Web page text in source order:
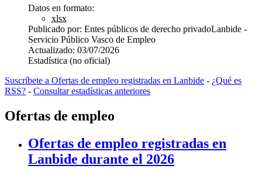
Datos en formato:
xlsx
Publicado por: Entes públicos de derecho privadoLanbide -
Servicio Público Vasco de Empleo
Actualizado: 03/07/2026
Estadística (no oficial)
Suscríbete a Ofertas de empleo registradas en Lanbide - ¿Qué es
RSS? - Consultar estadísticas anteriores
Ofertas de empleo
Ofertas de empleo registradas en
Lanbide durante el 2026